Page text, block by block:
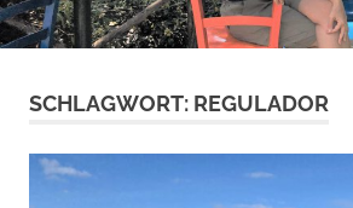
SCHLAGWORT: REGULADOR